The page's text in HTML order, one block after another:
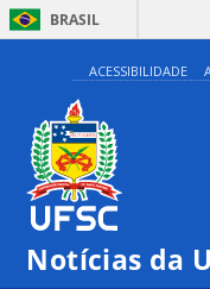
BRASIL
ACESSIBILIDADE
Notícias da